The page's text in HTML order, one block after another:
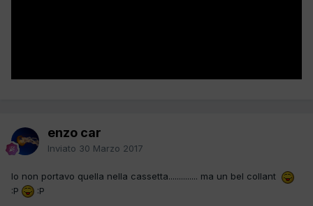
enzo car
Inviato 30 Marzo 2017
Io non portavo quella nella cassetta.............. ma un bel collant
:P
:P